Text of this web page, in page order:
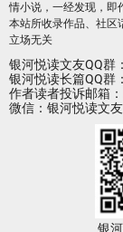
情小说，一经发现，即
本站所收录作品、社区
立场无关
银河悦读文友QQ群
银河悦读长篇QQ群
作者读者投诉邮箱
微信：银河悦读文
银